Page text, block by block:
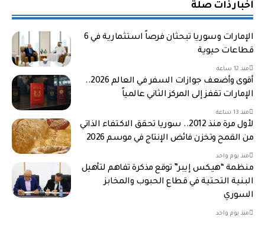
أخبار ذات صلة
الإمارات وسوريا تبحثان فرصاً استثمارية في 6
قطاعات حيوية
منذ 12 ساعة
أقوى وأضعف جوازات السفر في العالم 2026..
الإمارات تقفز إلى المركز الثاني عالمياً
منذ 13 ساعة
لأول مرة منذ 2012.. سوريا تحقق الاكتفاء الذاتي
من القمح وتخزن فائض الإنتاج في موسم 2026
منذ يوم واحد
منظمة “هيكس إيبر” توقع مذكرة تفاهم لتأهيل
البنية التحتية في قطاع الحبوب والمخابز
السوري
منذ يوم واحد